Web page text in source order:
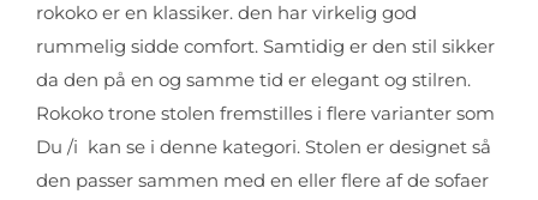
rokoko er en klassiker. den har virkelig god
rummelig sidde comfort. Samtidig er den stil sikker
da den på en og samme tid er elegant og stilren.
Rokoko trone stolen fremstilles i flere varianter som
Du /i kan se i denne kategori. Stolen er designet så
den passer sammen med en eller flere af de sofaer